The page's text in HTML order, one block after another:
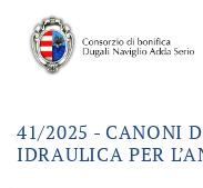
41/2025 - CANONI
IDRAULICA PER